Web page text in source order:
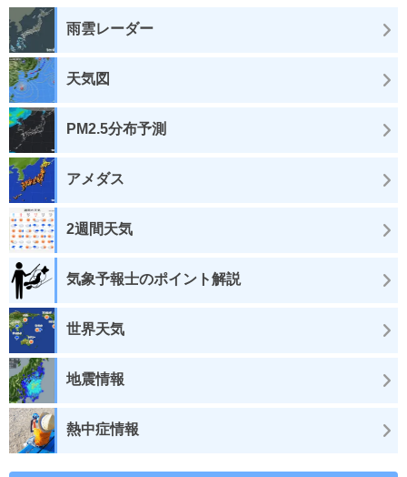
雨雲レーダー
天気図
PM2.5分布予測
アメダス
2週間天気
気象予報士のポイント解説
世界天気
地震情報
熱中症情報